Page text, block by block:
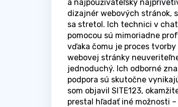
a najpoužívateľsky
dizajnér webových stránok,
sa stretol. Ich technici v
pomocou sú mimoriadne
vďaka čomu je proces tvorby
webovej stránky
jednoduchý. Ich odborné
podpora sú skutočne
som objavil SITE123,
prestal hľadať iné možnosti